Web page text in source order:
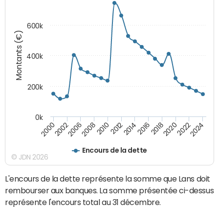
Montants (€)
Encours de la dette
200020022006200820102012201420162018202020222024
0k
200k
400k
600k
© JDN 2026
L'encours de la dette représente la somme que Lans doit
rembourser aux banques. La somme présentée ci-dessus
représente l'encours total au 31 décembre.